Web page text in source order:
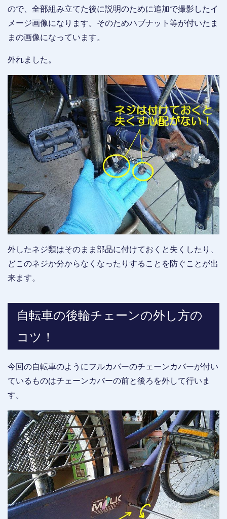
ので、全部組み立てた後に説明のために追加で撮影したイ
メージ画像になります。そのためハブナット等が付いたま
まの画像になっています。
外れました。
外したネジ類はそのまま部品に付けておくと失くしたり、
どこのネジか分からなくなったりすることを防ぐことが出
来ます。
自転車の後輪チェーンの外し方の
コツ！
今回の自転車のようにフルカバーのチェーンカバーが付い
ているものはチェーンカバーの前と後ろを外して行いま
す。